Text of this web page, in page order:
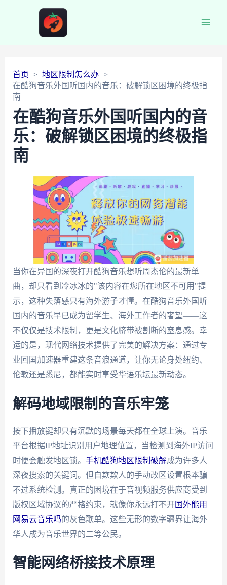
首页
地区限制怎么办
在酷狗音乐外国听国内的音乐：破解锁区困境的终极指
南
在酷狗音乐外国听国内的音
乐：破解锁区困境的终极指
南
当你在异国的深夜打开酷狗音乐想听周杰伦的最新单
曲，却只看到冷冰冰的"该内容在您所在地区不可用"提
示，这种失落感只有海外游子才懂。在酷狗音乐外国听
国内的音乐早已成为留学生、海外工作者的奢望——这
不仅仅是技术限制，更是文化脐带被割断的窒息感。幸
运的是，现代网络技术提供了完美的解决方案：通过专
业回国加速器重建这条音浪通道，让你无论身处纽约、
伦敦还是悉尼，都能实时享受华语乐坛最新动态。
解码地域限制的音乐牢笼
按下播放键却只有沉默的场景每天都在全球上演。音乐
平台根据IP地址识别用户地理位置，当检测到海外IP访问
时便会触发地区锁。 手机酷狗地区限制破解成为许多人
深夜搜索的关键词。但自欺欺人的手动改区设置根本骗
不过系统检测。真正的困境在于音视频服务供应商受到
版权区域协议的严格约束，就像你永远打不开国外能用
网易云音乐吗的灰色歌单。这些无形的数字疆界让海外
华人成为音乐世界的二等公民。
智能网络桥接技术原理